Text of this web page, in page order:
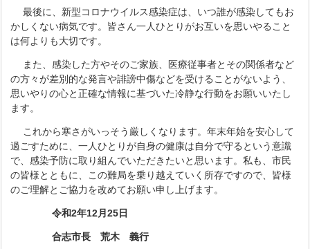
最後に、新型コロナウイルス感染症は、いつ誰が感染してもお
かしくない病気です。皆さん一人ひとりがお互いを思いやること
は何よりも大切です。
また、感染した方やそのご家族、医療従事者とその関係者など
の方々が差別的な発言や誹謗中傷などを受けることがないよう、
思いやりの心と正確な情報に基づいた冷静な行動をお願いいたし
ます。
これから寒さがいっそう厳しくなります。年末年始を安心して
過ごすために、一人ひとりが自身の健康は自分で守るという意識
で、感染予防に取り組んでいただきたいと思います。私も、市民
の皆様とともに、この難局を乗り越えていく所存ですので、皆様
のご理解とご協力を改めてお願い申し上げます。
令和2年12月25日
合志市長荒木 義行